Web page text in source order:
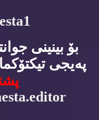
بۆ بینینی
په‌یجی